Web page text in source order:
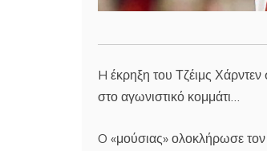
H έκρηξη του Τζέιμς
στο αγωνιστικό κομμάτι…
O «μούσιας» ολοκλήρωσε